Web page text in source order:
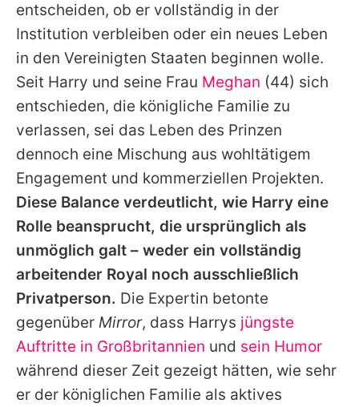
entscheiden, ob er vollständig in der
Institution verbleiben oder ein neues Leben
in den Vereinigten Staaten beginnen wolle.
Seit Harry und seine Frau Meghan (44) sich
entschieden, die königliche Familie zu
verlassen, sei das Leben des Prinzen
dennoch eine Mischung aus wohltätigem
Engagement und kommerziellen Projekten.
Diese Balance verdeutlicht, wie Harry eine
Rolle beansprucht, die ursprünglich als
unmöglich galt – weder ein vollständig
arbeitender Royal noch ausschließlich
Privatperson. Die Expertin betonte
gegenüber Mirror, dass Harrys jüngste
Auftritte in Großbritannien und sein Humor
während dieser Zeit gezeigt hätten, wie sehr
er der königlichen Familie als aktives